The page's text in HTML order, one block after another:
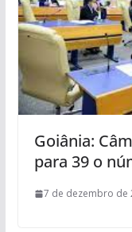
Goiânia:
para 39 o
7 de dezembro de